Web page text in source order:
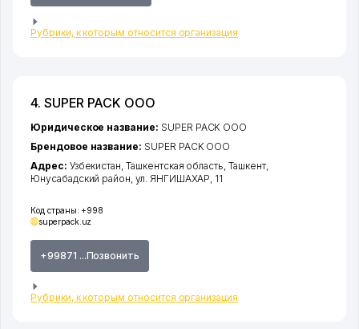
Рубрики, к которым относится организация
4. SUPER PACK ООО
Код страны: +998
superpack.uz
+99871 ...Позвонить
Рубрики, к которым относится организация
Юридическое название: SUPER PACK ООО
Брендовое название: SUPER PACK ООО
Адрес: Узбекистан,Ташкентская область ,Ташкент,
Юнусабадский район ,ул. ЯНГИШАХАР , 11